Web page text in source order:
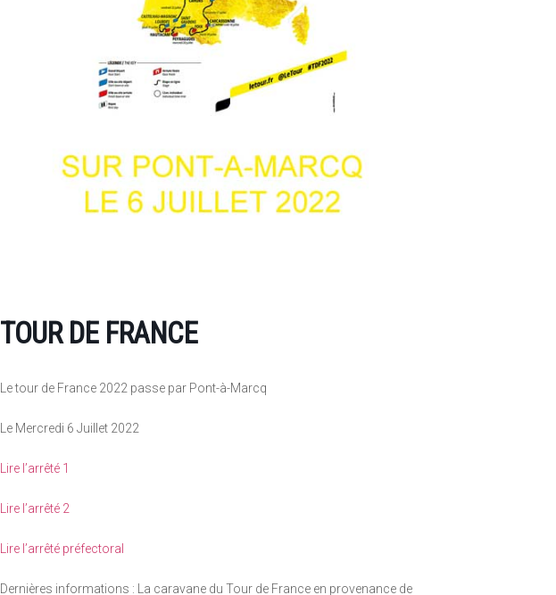
TOUR DE FRANCE
Le tour de France 2022 passe par Pont-à-Marcq
Le Mercredi 6 Juillet 2022
Lire l’arrêté 1
Lire l’arrêté 2
Lire l’arrêté préfectoral
Dernières informations : La caravane du Tour de France en provenance de